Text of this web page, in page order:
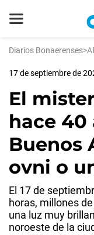
Diarios Bonaerenses>
17 de septiembre de
El
hace 40
Buenos
ovni o
El 17 de
horas, millones
una luz muy
noroeste de la